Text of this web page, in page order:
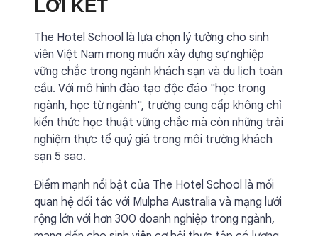
LỜI KẾT
The Hotel School là lựa chọn lý tưởng cho sinh
viên Việt Nam mong muốn xây dựng sự nghiệp
vững chắc trong ngành khách sạn và du lịch toàn
cầu. Với mô hình đào tạo độc đáo "học trong
ngành, học từ ngành", trường cung cấp không chỉ
kiến thức học thuật vững chắc mà còn những trải
nghiệm thực tế quý giá trong môi trường khách
sạn 5 sao.
Điểm mạnh nổi bật của The Hotel School là mối
quan hệ đối tác với Mulpha Australia và mạng lưới
rộng lớn với hơn 300 doanh nghiệp trong ngành,